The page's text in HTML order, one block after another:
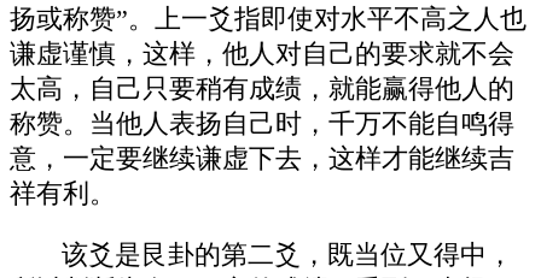
扬或称赞”。上一爻指即使对水平不高之人也
谦虚谨慎，这样，他人对自己的要求就不会
太高，自己只要稍有成绩，就能赢得他人的
称赞。当他人表扬自己时，千万不能自鸣得
意，一定要继续谦虚下去，这样才能继续吉
祥有利。
该爻是艮卦的第二爻，既当位又得中，